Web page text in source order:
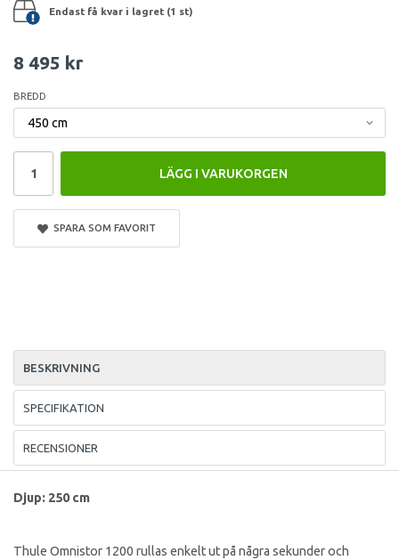
Endast få kvar i lagret (1 st)
8 495 kr
BREDD
LÄGG I VARUKORGEN
SPARA SOM FAVORIT
BESKRIVNING
SPECIFIKATION
RECENSIONER
Djup: 250 cm
Thule Omnistor 1200 rullas enkelt ut på några sekunder och